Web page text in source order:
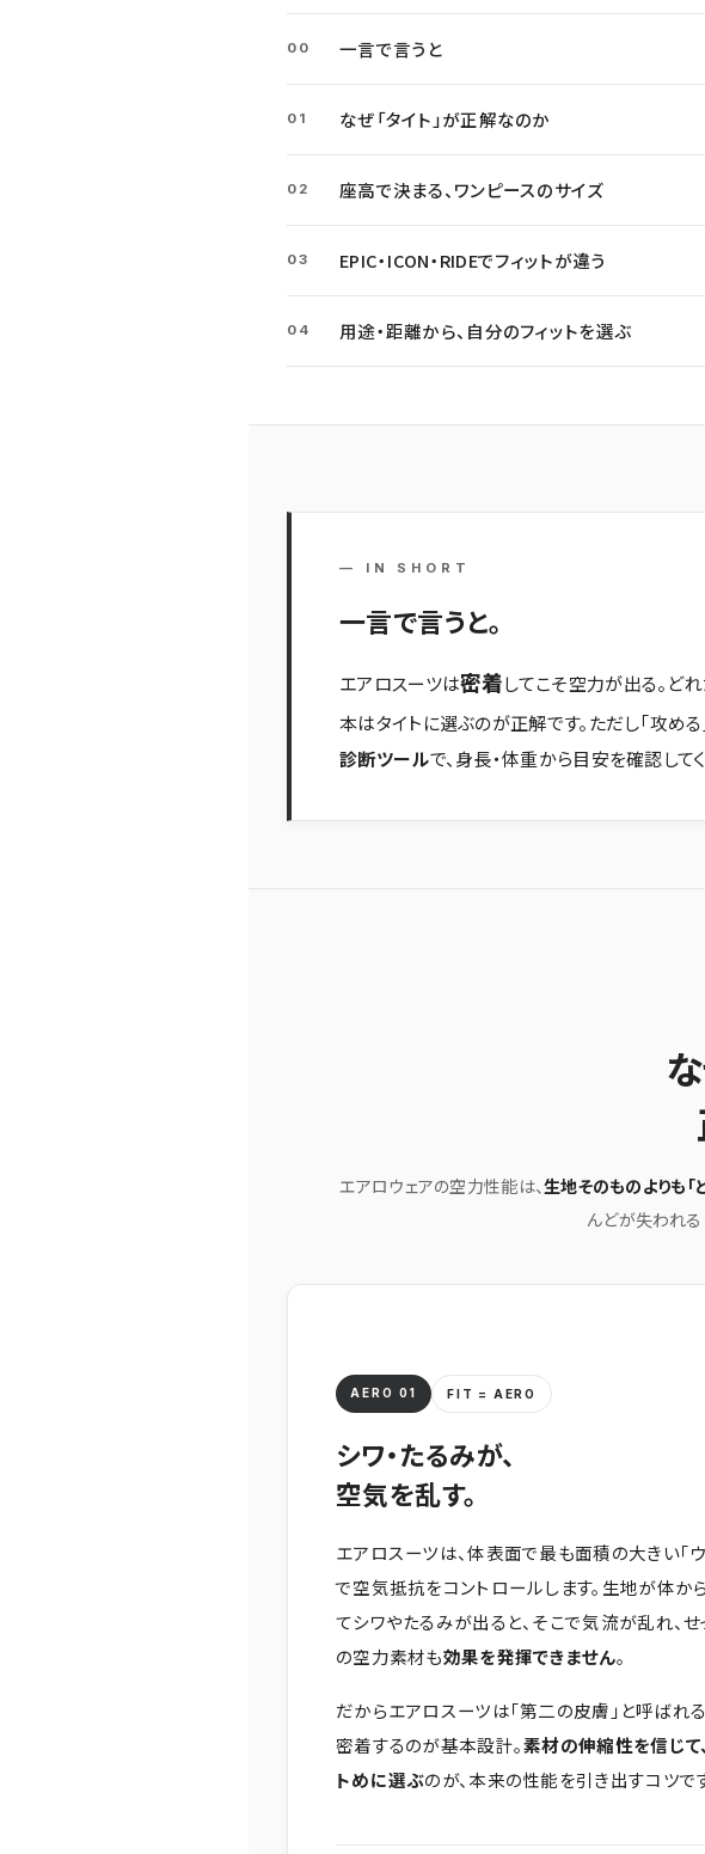
00 一言で言うと
01 なぜ「タイト」が正解なのか
02 座高で決まる、ワンピースのサイズ
03 EPIC・ICON・RIDEでフィットが違う
04 用途・距離から、自分のフィットを選ぶ
— IN SHORT
一言で言うと。
エアロスーツは密着してこそ空力が出る。ど
本はタイトに選ぶのが正解です。ただし「攻め
診断ツールで、身長・体重から目安を確認して
エアロウェアの空力性能は、生地そのものよりも「
んどが失われ
AERO 01 FIT = AERO
シワ・たるみが、
空気を乱す。
エアロスーツは、体表面で最も面積の大きい「ウ
で空気抵抗をコントロールします。生地が体か
てシワやたるみが出ると、そこで気流が乱れ、せ
の空力素材も効果を発揮できません。
だからエアロスーツは「第二の皮膚」と呼ばれ
密着するのが基本設計。素材の伸縮性を信じて
トめに選ぶのが、本来の性能を引き出すコツです